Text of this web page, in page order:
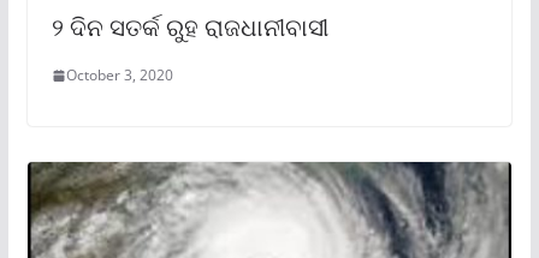
୨ ଦିନ ସତର୍କ ରୁହ ରାଜଧାନୀବାସୀ
October 3, 2020